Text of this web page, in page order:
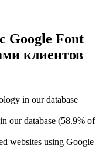
Google Font
клиентов
in our database
our database (58.9% of
websites using Google